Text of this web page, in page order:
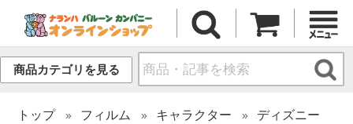
商品カテゴリを見る
トップ フィルム キャラクター ディズニー